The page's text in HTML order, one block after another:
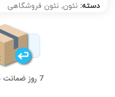
دسته: نئون, نئون فروشگاهی
7 روز ضمانت بازگشت کالا